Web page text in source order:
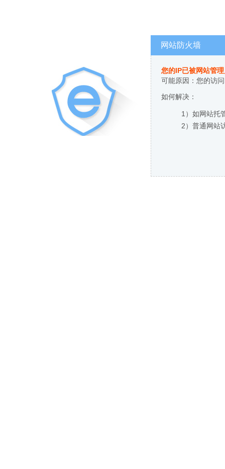
网站防火墙
您的IP已被网站管
可能原因：您的访
如何解决：
1）如网站托
2）普通网站